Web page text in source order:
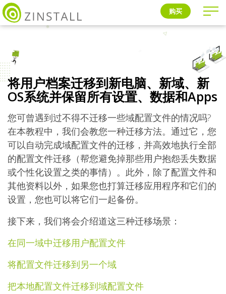
购买
将用户档案迁移到新电脑、新域、新
OS系统并保留所有设置、数据和Apps
您可曾遇到过不得不迁移一些域配置文件的情况吗?
在本教程中，我们会教您一种迁移方法。通过它，您
可以自动完成域配置文件的迁移，并高效地执行全部
的配置文件迁移（帮您避免掉那些用户抱怨丢失数据
或个性化设置之类的事情）。此外，除了配置文件和
其他资料以外，如果您也打算迁移应用程序和它们的
设置，您也可以将它们一起备份。
接下来，我们将会介绍道这三种迁移场景：
在同一域中迁移用户配置文件
将配置文件迁移到另一个域
把本地配置文件迁移到域配置文件